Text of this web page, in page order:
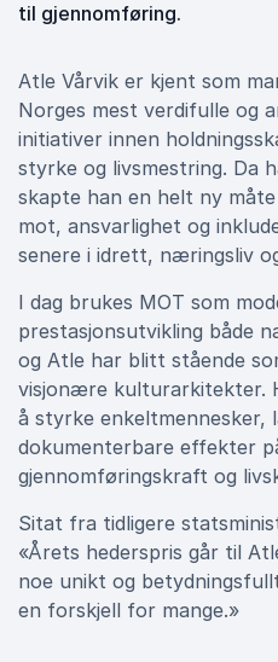
til gjennomføring.
Atle Vårvik er kjent som
Norges mest verdifulle og
initiativer innen
styrke og livsmestring. Da
skapte han en helt ny
mot, ansvarlighet og
senere i idrett, næringsliv
I dag brukes MOT som
prestasjonsutvikling både
og Atle har blitt stående
visjonære kulturarkitekter.
å styrke enkeltmennesker,
dokumenterbare effekter
gjennomføringskraft og
Sitat fra tidligere
«Årets hederspris går til
noe unikt og
en forskjell for mange.»